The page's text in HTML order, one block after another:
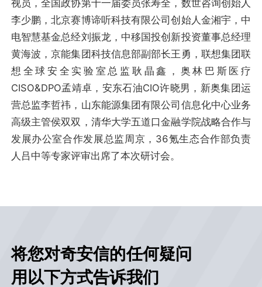
视员，全国政协第十一届委员张寿全，数世咨询创始人
李少鹏，北京赛博谛听科技有限公司创始人金湘宇，中
电智慧基金总经刘振龙，中移国投创新投资董事总经理
黄海波，京能集团科技信息部副部长王勇，联想集团联
想全球安全实验室总监耿晶鑫，奥林巴斯医疗
CISO&DPO孟靖卓，安东石油CIO许晓男，新奥集团运
营总监李哲祎，山东能源集团有限公司信息化中心业务
高级主管侯双双，清华大学五道口金融学院战略合作与
发展办公室合作发展总监周京，36氪生态合作部负责
人吕中等专家评审出席了本次研讨会。
将您对奇安信的任何疑问
用以下方式告诉我们